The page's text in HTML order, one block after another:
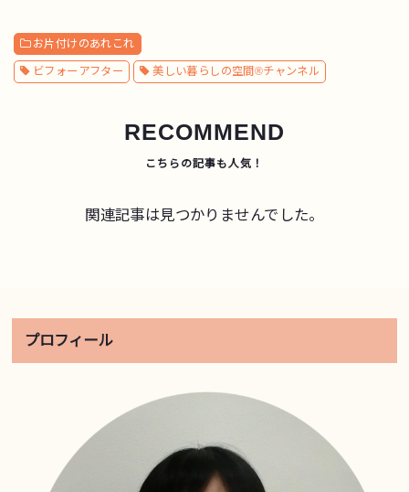
お片付けのあれこれ
ビフォーアフター 美しい暮らしの空間®チャンネル
RECOMMEND
関連記事は見つかりませんでした。
プロフィール